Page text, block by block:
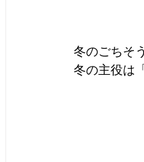
冬のごちそ
冬の主役は